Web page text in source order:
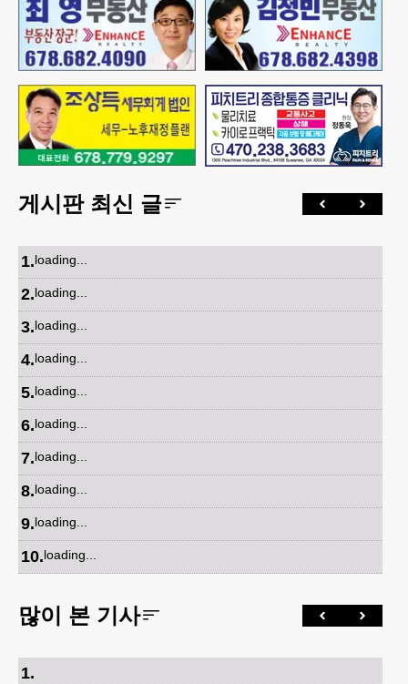
게시판 최신 글
1.loading...
2.loading...
3.loading...
4.loading...
5.loading...
6.loading...
7.loading...
8.loading...
9.loading...
10.loading...
많이 본 기사
1.